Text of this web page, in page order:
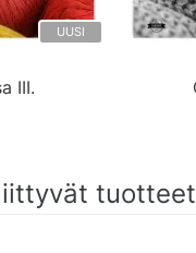
UUSI
III.
tuotteet